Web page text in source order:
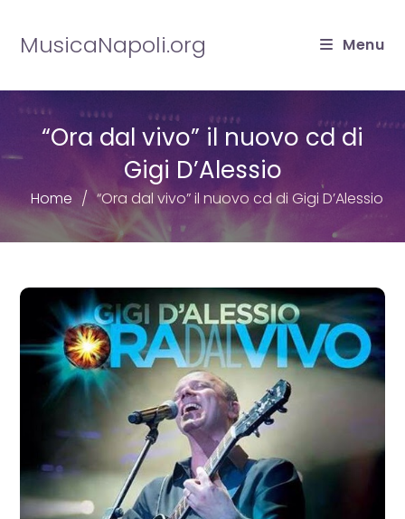
contenuto
MusicaNapoli.org Menu
“Ora dal vivo” il nuovo cd di
Gigi D’Alessio
Home “Ora dal vivo” il nuovo cd di Gigi D’Alessio